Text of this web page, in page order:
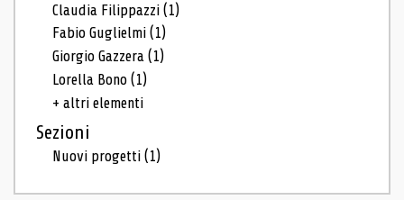
Claudia Filippazzi(1)
Fabio Guglielmi(1)
Giorgio Gazzera(1)
Lorella Bono(1)
+ altri elementi
Sezioni
Nuovi progetti(1)